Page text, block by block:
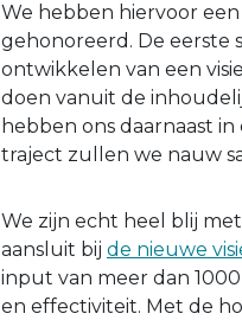
We hebben hiervoor
gehonoreerd. De eerste
ontwikkelen van een
doen vanuit de
hebben ons daarnaast
traject zullen we nauw
We zijn echt heel blij
aansluit bij de nieuwe
input van meer dan
en effectiviteit. Met de